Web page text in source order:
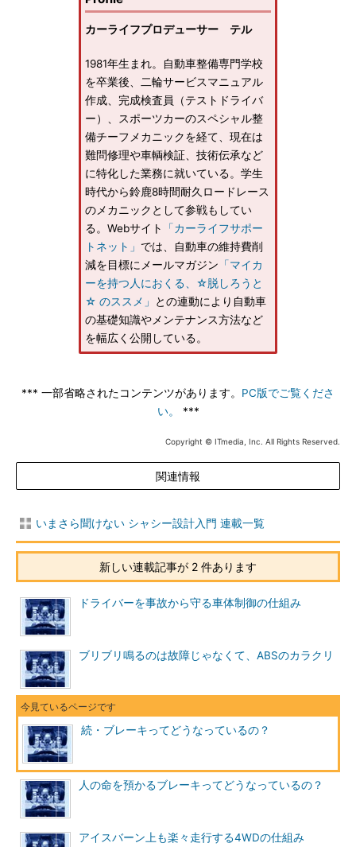
カーライフプロデューサー テル
1981年生まれ。自動車整備専門学校
を卒業後、二輪サービスマニュアル
作成、完成検査員（テストドライバ
ー）、スポーツカーのスペシャル整
備チーフメカニックを経て、現在は
難問修理や車輌検証、技術伝承など
に特化した業務に就いている。学生
時代から鈴鹿8時間耐久ロードレース
のメカニックとして参戦もしてい
る。Webサイト
「カーライフサポー
トネット」 では、自動車の維持費削
減を目標にメールマガジン 「マイカ
ーを持つ人におくる、☆脱しろうと
☆ のススメ」
との連動により自動車
の基礎知識やメンテナンス方法など
を幅広く公開している。
*** 一部省略されたコンテンツがあります。 PC版でご覧くださ
い。
***
Copyright © ITmedia, Inc. All Rights Reserved.
関連情報
いまさら聞けない シャシー設計入門 連載一覧
新しい連載記事が 2 件あります
ドライバーを事故から守る車体制御の仕組み
ブリブリ鳴るのは故障じゃなくて、ABSのカラクリ
続・ブレーキってどうなっているの？
人の命を預かるブレーキってどうなっているの？
アイスバーン上も楽々走行する4WDの仕組み